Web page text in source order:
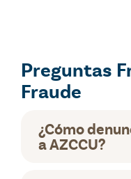
Preguntas
Fraude
¿Cómo
a AZCCU?